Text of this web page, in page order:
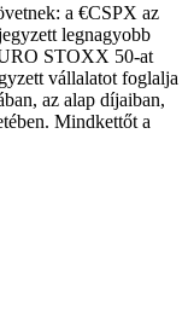
a €CSPX az
legnagyobb
STOXX 50-at
vállalatot foglalja
az alap díjaiban,
Mindkettőt a